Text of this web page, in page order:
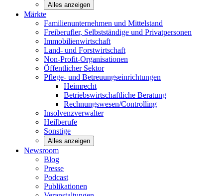
Alles anzeigen
Märkte
Familienunternehmen und Mittelstand
Freiberufler, Selbstständige und Privatpersonen
Immobilienwirtschaft
Land- und Forstwirtschaft
Non-Profit-Organisationen
Öffentlicher Sektor
Pflege- und Betreuungseinrichtungen
Heimrecht
Betriebswirtschaftliche Beratung
Rechnungswesen/Controlling
Insolvenzverwalter
Heilberufe
Sonstige
Alles anzeigen
Newsroom
Blog
Presse
Podcast
Publikationen